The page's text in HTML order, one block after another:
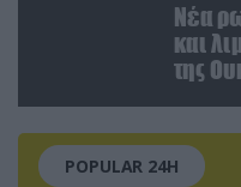
Νέα
και
της
POPULAR 24H